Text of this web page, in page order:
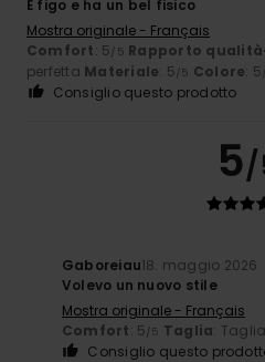
È figo e ha un bel fisico
Mostra originale - Français
Comfort: 5 /5 Rapporto
perfetta Materiale: 5 /5 Colore: 5
Consiglio questo prodotto
5/
Gaboreiau18. maggio 2026
Volevo un nuovo stile
Mostra originale - Français
Comfort: 5 /5 Taglia:
Consiglio questo